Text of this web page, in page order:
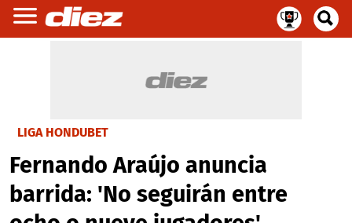
LIGA HONDUBET
Fernando Araújo anuncia
barrida: 'No seguirán entre